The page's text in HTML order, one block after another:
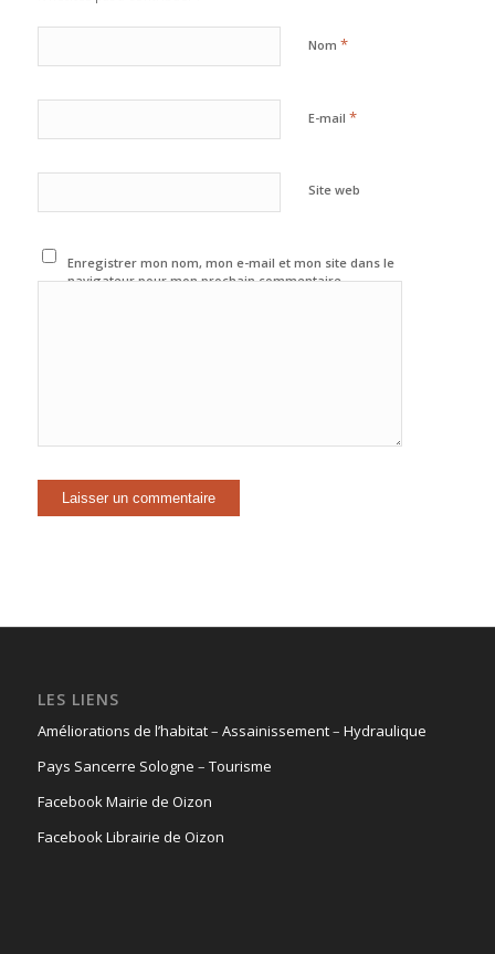
Nom *
E-mail *
Site web
Enregistrer mon nom, mon e-mail et mon site dans le
navigateur pour mon prochain commentaire.
LES LIENS
Améliorations de l’habitat– Assainissement– Hydraulique
Pays Sancerre Sologne – Tourisme
Facebook Mairie de Oizon
Facebook Librairie de Oizon